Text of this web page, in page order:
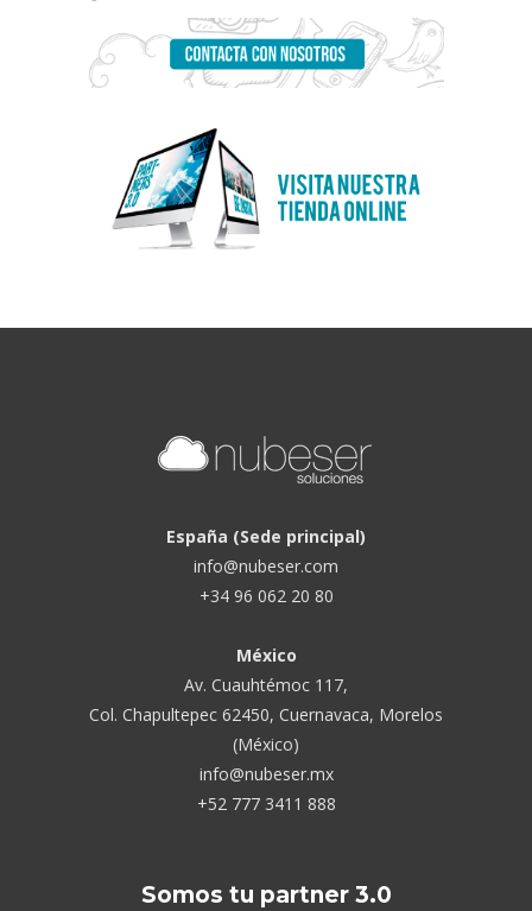
España (Sede principal)
info@nubeser.com
+34 96 062 20 80
México
Av. Cuauhtémoc 117,
Col. Chapultepec 62450, Cuernavaca, Morelos
(México)
info@nubeser.mx
+52 777 3411 888
Somos tu partner 3.0